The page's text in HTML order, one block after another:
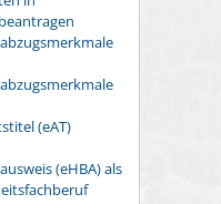
(eAT)
(eHBA) als